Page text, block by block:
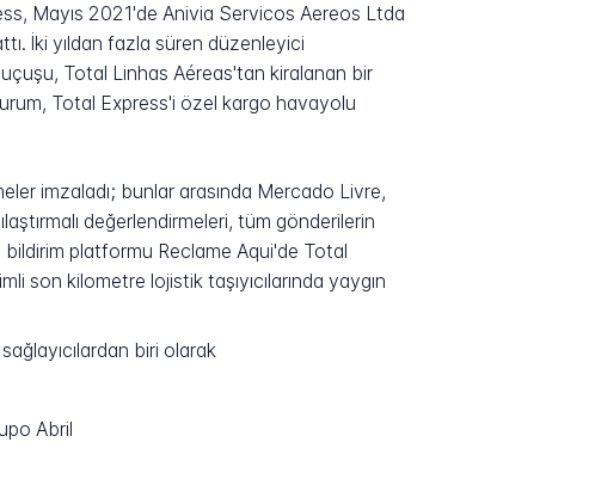
Mayıs 2021'de Anivia Servicos Aereos Ltda
İki yıldan fazla süren düzenleyici
uçuşu, Total Linhas Aéreas'tan kiralanan bir
Total Express'i özel kargo havayolu
imzaladı; bunlar arasında Mercado Livre,
değerlendirmeleri, tüm gönderilerin
platformu Reclame Aqui'de Total
son kilometre lojistik taşıyıcılarında yaygın
biri olarak
Abril